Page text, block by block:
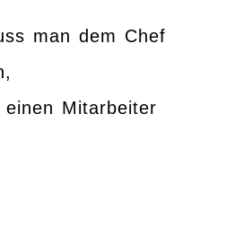
man dem Chef
Mitarbeiter